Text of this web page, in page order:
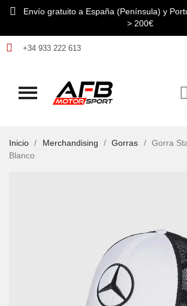
Envío gratuito a España (Península) y
> 200€
+34 933 222 613
Inicio Merchandising Gorras
Gorra
Blanco